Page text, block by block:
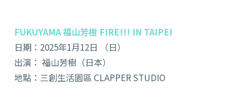
FUKUYAMA 福山芳樹 FIRE!!! IN TAIPEI
日期：2025年1月12日 （日）
出演： 福山芳樹（日本）
地點：三創生活園區 CLAPPER STUDIO